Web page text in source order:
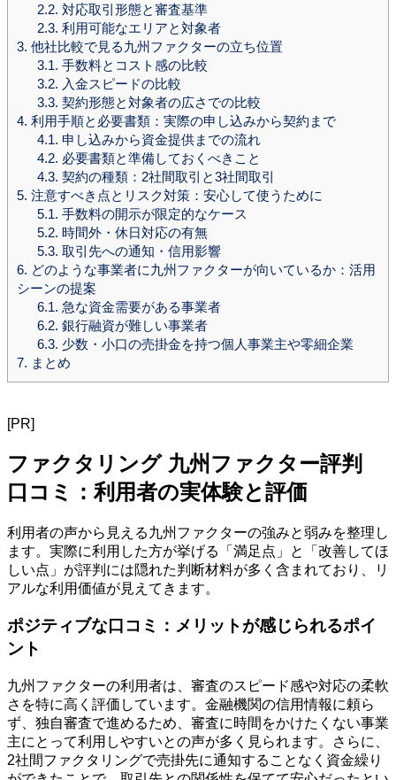
2.2. 対応取引形態と審査基準
2.3. 利用可能なエリアと対象者
3. 他社比較で見る九州ファクターの立ち位置
3.1. 手数料とコスト感の比較
3.2. 入金スピードの比較
3.3. 契約形態と対象者の広さでの比較
4. 利用手順と必要書類：実際の申し込みから契約まで
4.1. 申し込みから資金提供までの流れ
4.2. 必要書類と準備しておくべきこと
4.3. 契約の種類：2社間取引と3社間取引
5. 注意すべき点とリスク対策：安心して使うために
5.1. 手数料の開示が限定的なケース
5.2. 時間外・休日対応の有無
5.3. 取引先への通知・信用影響
6. どのような事業者に九州ファクターが向いているか：活用
シーンの提案
6.1. 急な資金需要がある事業者
6.2. 銀行融資が難しい事業者
6.3. 少数・小口の売掛金を持つ個人事業主や零細企業
7. まとめ
[PR]
ファクタリング 九州ファクター評判
口コミ：利用者の実体験と評価
利用者の声から見える九州ファクターの強みと弱みを整理し
ます。実際に利用した方が挙げる「満足点」と「改善してほ
しい点」が評判には隠れた判断材料が多く含まれており、リ
アルな利用価値が見えてきます。
ポジティブな口コミ：メリットが感じられるポイ
ント
九州ファクターの利用者は、審査のスピード感や対応の柔軟
さを特に高く評価しています。金融機関の信用情報に頼ら
ず、独自審査で進めるため、審査に時間をかけたくない事業
主にとって利用しやすいとの声が多く見られます。さらに、
2社間ファクタリングで売掛先に通知することなく資金繰り